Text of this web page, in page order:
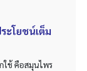
ะโยชน์เต็ม
ใช้ คือสมุนไพร